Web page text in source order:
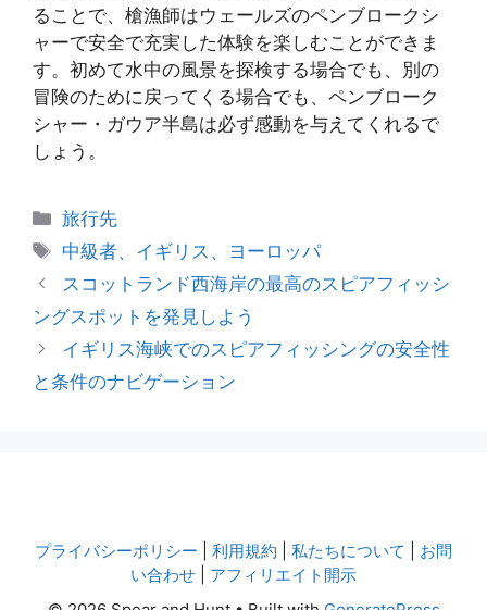
ることで、槍漁師はウェールズのペンブロークシ
ャーで安全で充実した体験を楽しむことができま
す。初めて水中の風景を探検する場合でも、別の
冒険のために戻ってくる場合でも、ペンブローク
シャー・ガウア半島は必ず感動を与えてくれるで
しょう。
カ
テ
リ
ー
旅行先
タ
グ
中級者、イギリス、ヨーロッパ
スコットランド西海岸の最高のスピアフィッシ
ングスポットを発見しよう
イギリス海峡でのスピアフィッシングの安全性
と条件のナビゲーション
プライバシーポリシー 利用規約 私たちについて
お問
い合わせ
アフィリエイト開示